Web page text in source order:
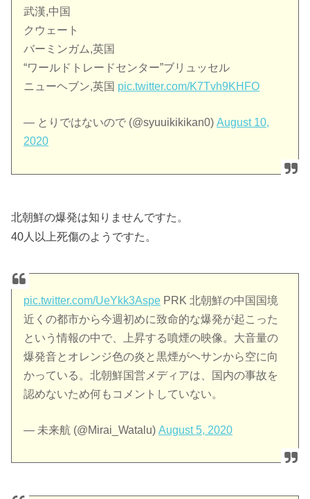
武漢,中国
クウェート
バーミンガム,英国
“ワールドトレードセンター”ブリュッセル
ニューヘブン,英国 pic.twitter.com/K7Tvh9KHFO
— とりではないので (@syuuikikikan0)August 10,
2020
北朝鮮の爆発は知りませんですた。
40人以上死傷のようですた。
pic.twitter.com/UeYkk3Aspe PRK 北朝鮮の中国国境
近くの都市から今週初めに致命的な爆発が起こった
という情報の中で、上昇する噴煙の映像。大音量の
爆発音とオレンジ色の炎と黒煙がヘサンから空に向
かっている。北朝鮮国営メディアは、国内の事故を
認めないため何もコメントしていない。
— 未来航 (@Mirai_Watalu)August 5, 2020